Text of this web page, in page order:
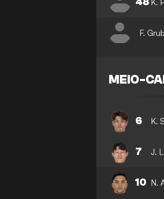
F.
MEIO-
6 K.
7 J.
10 N.